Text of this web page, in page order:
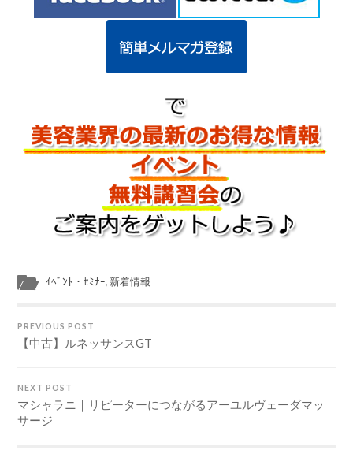
ｲﾍﾞﾝﾄ・ｾﾐﾅｰ, 新着情報
PREVIOUS POST
【中古】ルネッサンスGT
NEXT POST
マシャラニ｜リピーターにつながるアーユルヴェーダマッ
サージ